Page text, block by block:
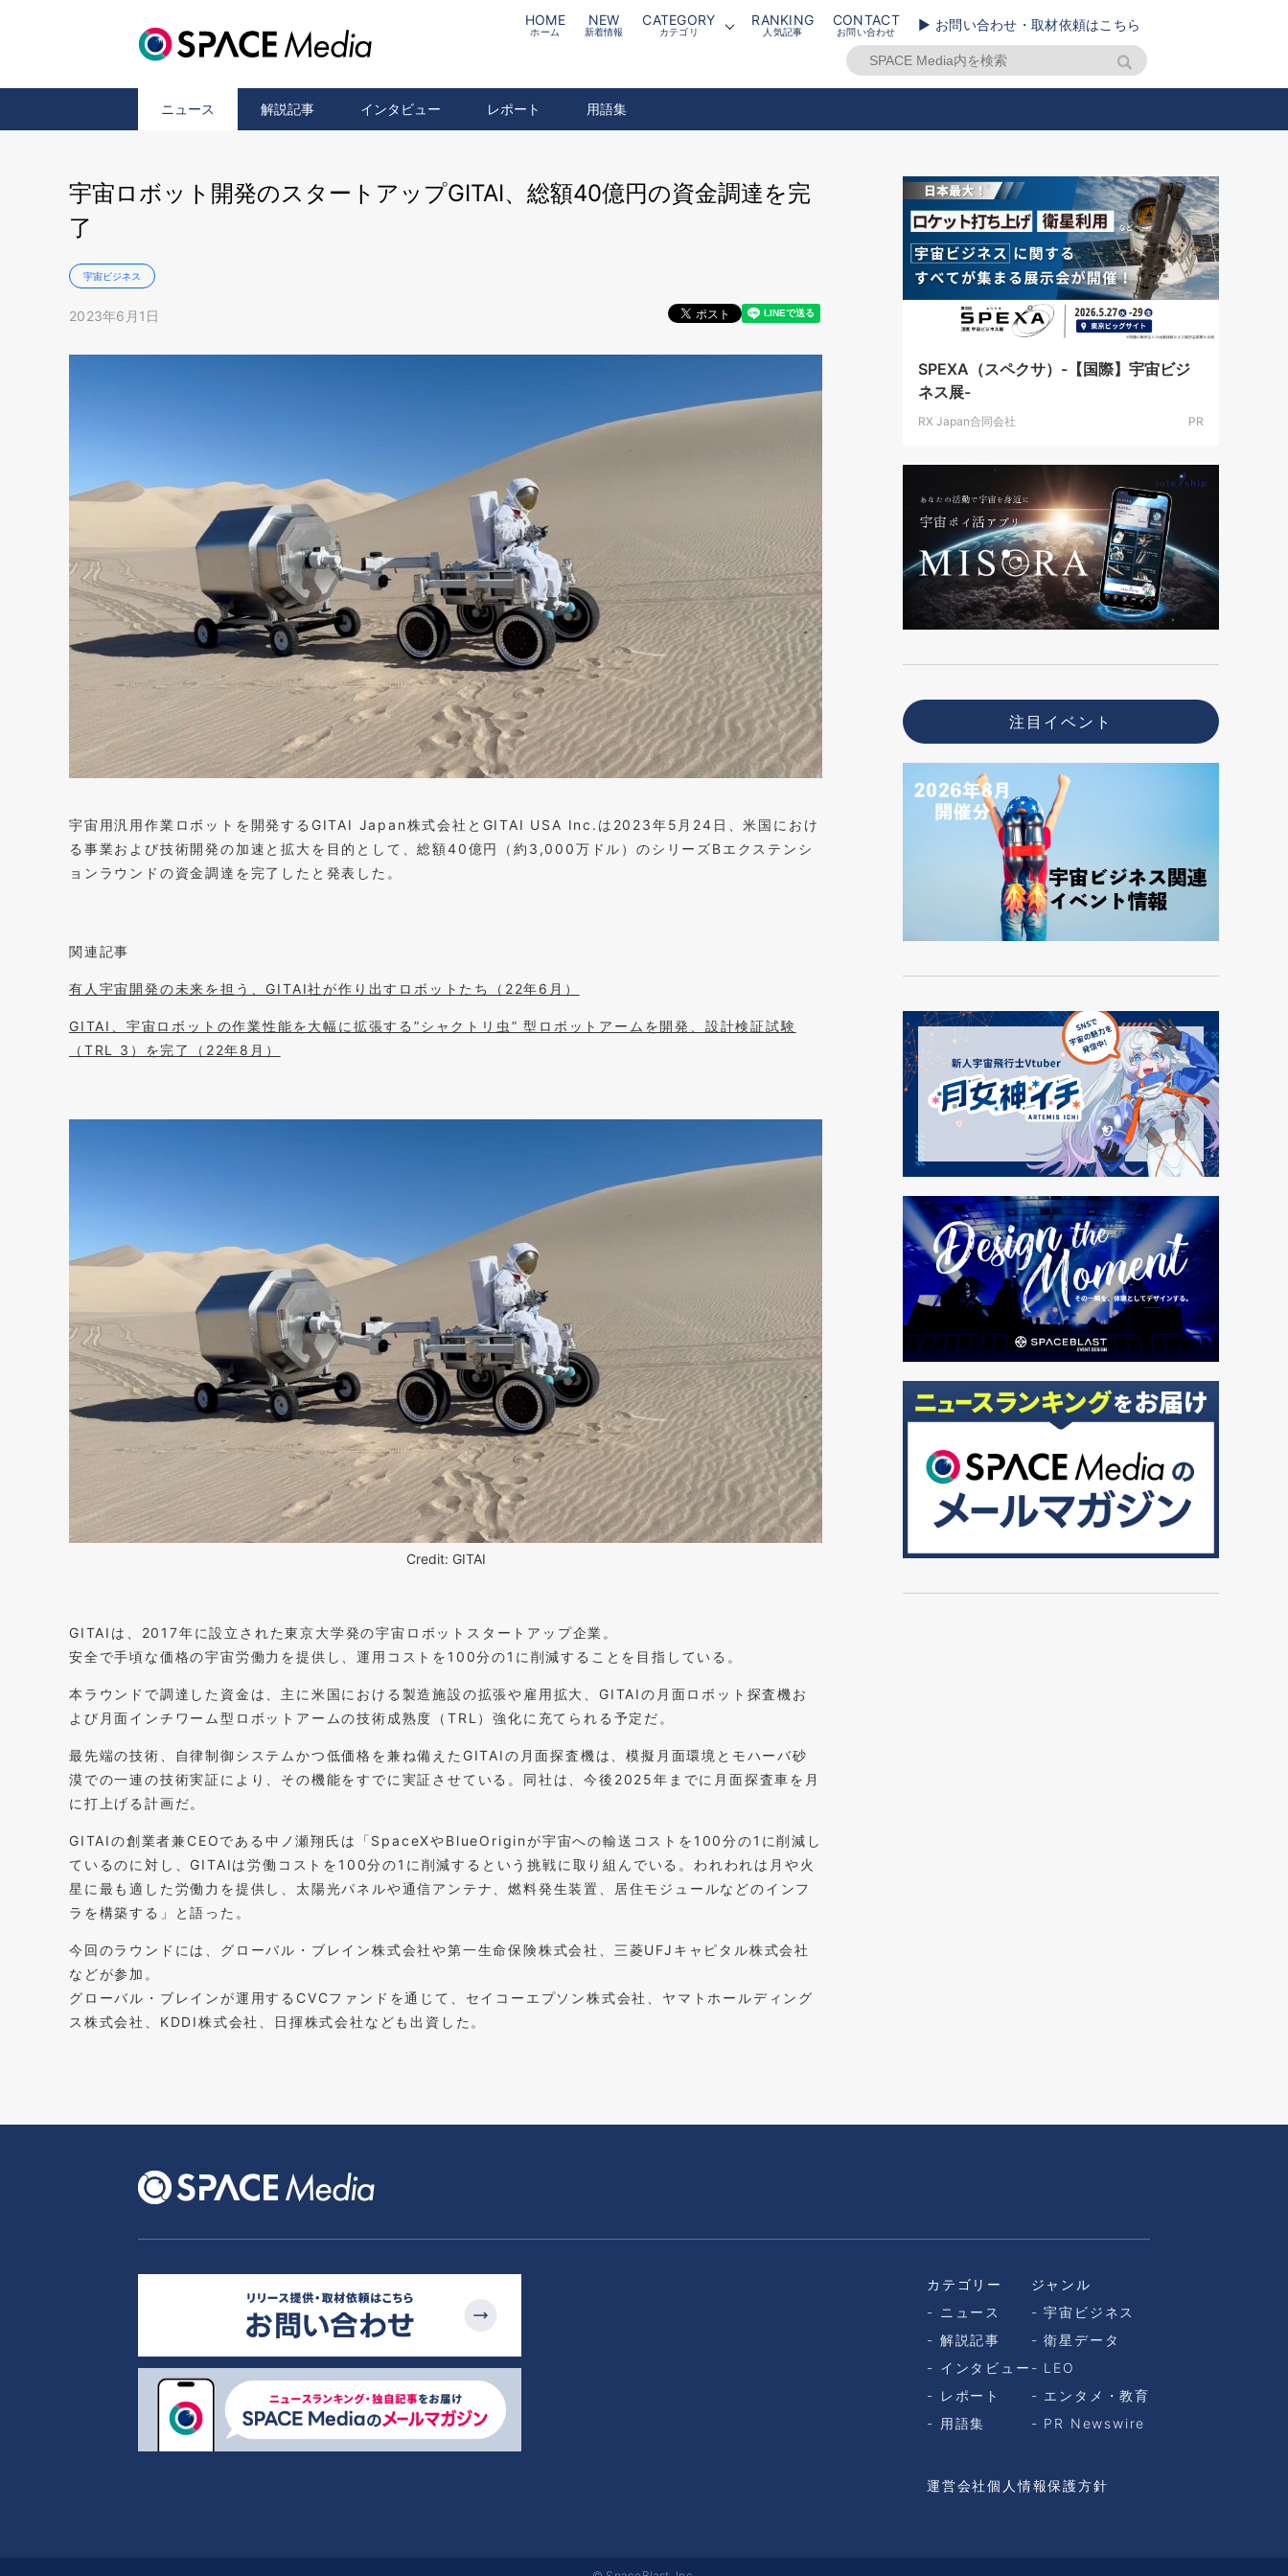
HOME
ホーム
NEW
新着情報
CATEGORY
カテゴリ
RANKING
人気記事
CONTACT
お問い合わせ ▶ お問い合わせ・取材依頼はこちら
ニュース 解説記事 インタビュー レポート 用語集
宇宙ロボット開発のスタートアップGITAI、総額40億円の資金調達を完
了
宇宙ビジネス
2023年6月1日
宇宙用汎用作業ロボットを開発するGITAI Japan株式会社とGITAI USA Inc.は2023年5月24日、米国におけ
る事業および技術開発の加速と拡大を目的として、総額40億円（約3,000万ドル）のシリーズBエクステンシ
ョンラウンドの資金調達を完了したと発表した。
関連記事
有人宇宙開発の未来を担う、GITAI社が作り出すロボットたち（22年6月）
GITAI、宇宙ロボットの作業性能を大幅に拡張する”シャクトリ虫” 型ロボットアームを開発、設計検証試験
（TRL 3）を完了（22年8月）
Credit: GITAI
GITAIは、2017年に設立された東京大学発の宇宙ロボットスタートアップ企業。
安全で手頃な価格の宇宙労働力を提供し、運用コストを100分の1に削減することを目指している。
本ラウンドで調達した資金は、主に米国における製造施設の拡張や雇用拡大、GITAIの月面ロボット探査機お
よび月面インチワーム型ロボットアームの技術成熟度（TRL）強化に充てられる予定だ。
最先端の技術、自律制御システムかつ低価格を兼ね備えたGITAIの月面探査機は、模擬月面環境とモハーバ砂
漠での一連の技術実証により、その機能をすでに実証させている。同社は、今後2025年までに月面探査車を月
に打上げる計画だ。
GITAIの創業者兼CEOである中ノ瀬翔氏は「SpaceXやBlueOriginが宇宙への輸送コストを100分の1に削減し
ているのに対し、GITAIは労働コストを100分の1に削減するという挑戦に取り組んでいる。われわれは月や火
星に最も適した労働力を提供し、太陽光パネルや通信アンテナ、燃料発生装置、居住モジュールなどのインフ
ラを構築する」と語った。
今回のラウンドには、グローバル・ブレイン株式会社や第一生命保険株式会社、三菱UFJキャピタル株式会社
などが参加。
グローバル・ブレインが運用するCVCファンドを通じて、セイコーエプソン株式会社、ヤマトホールディング
ス株式会社、KDDI株式会社、日揮株式会社なども出資した。
SPEXA（スペクサ）-【国際】宇宙ビジ
ネス展-
RX Japan合同会社 PR
注目イベント
カテゴリー
ニュース
解説記事
インタビュー
レポート
用語集
ジャンル
宇宙ビジネス
衛星データ
LEO
エンタメ・教育
PR Newswire
運営会社個人情報保護方針